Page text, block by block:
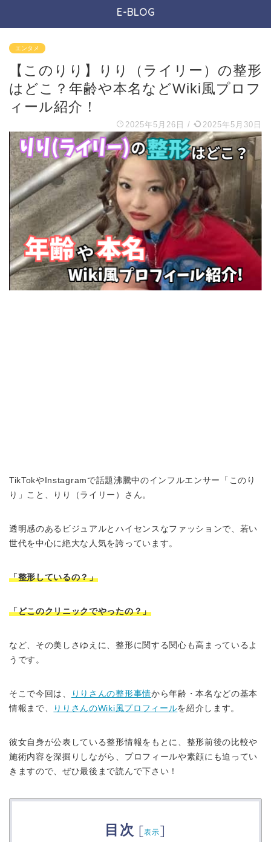
E-BLOG
エンタメ
【このりり】りり（ライリー）の整形
はどこ？年齢や本名などWiki風プロフ
ィール紹介！
2025年5月26日 / 2025年5月30日
TikTokやInstagramで話題沸騰中のインフルエンサー「このり
り」こと、りり（ライリー）さん。
透明感のあるビジュアルとハイセンスなファッションで、若い
世代を中心に絶大な人気を誇っています。
「整形しているの？」
「どこのクリニックでやったの？」
など、その美しさゆえに、整形に関する関心も高まっているよ
うです。
そこで今回は、 りりさんの整形事情から年齢・本名などの基本
情報まで、
りりさんのWiki風プロフィールを紹介します。
彼女自身が公表している整形情報をもとに、整形前後の比較や
施術内容を深掘りしながら、プロフィールや素顔にも迫ってい
きますので、ぜひ最後まで読んで下さい！
目次 [表示]